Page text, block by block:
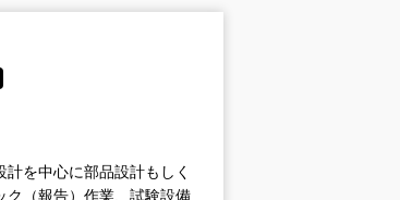
を中心に部品設計もしく
ク（報告）作業、試験設備